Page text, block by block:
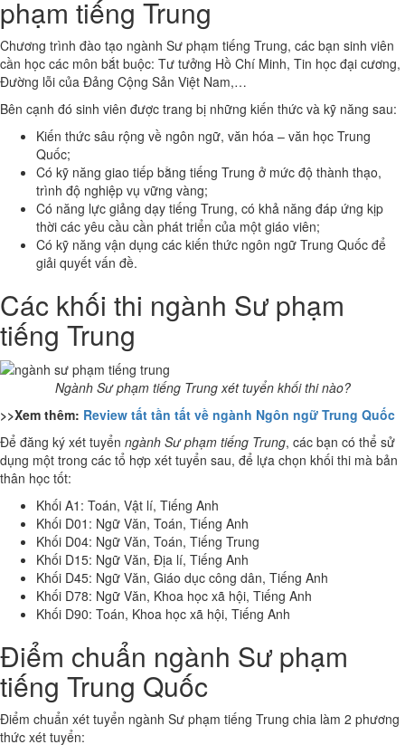
phạm tiếng Trung
Chương trình đào tạo ngành Sư phạm tiếng Trung, các bạn sinh viên
cần học các môn bắt buộc: Tư tưởng Hồ Chí Minh, Tin học đại cương,
Đường lỗi của Đảng Cộng Sản Việt Nam,…
Bên cạnh đó sinh viên được trang bị những kiến thức và kỹ năng sau:
Kiến thức sâu rộng về ngôn ngữ, văn hóa – văn học Trung
Quốc;
Có kỹ năng giao tiếp bằng tiếng Trung ở mức độ thành thạo,
trình độ nghiệp vụ vững vàng;
Có năng lực giảng dạy tiếng Trung, có khả năng đáp ứng kịp
thời các yêu cầu cần phát triển của một giáo viên;
Có kỹ năng vận dụng các kiến thức ngôn ngữ Trung Quốc để
giải quyết vấn đề.
Các khối thi ngành Sư phạm
tiếng Trung
Ngành Sư phạm tiếng Trung xét tuyển khối thi nào?
>>Xem thêm: Review tất tần tất về ngành Ngôn ngữ Trung Quốc
Để đăng ký xét tuyển ngành Sư phạm tiếng Trung, các bạn có thể sử
dụng một trong các tổ hợp xét tuyển sau, để lựa chọn khối thi mà bản
thân học tốt:
Khối A1: Toán, Vật lí, Tiếng Anh
Khối D01: Ngữ Văn, Toán, Tiếng Anh
Khối D04: Ngữ Văn, Toán, Tiếng Trung
Khối D15: Ngữ Văn, Địa lí, Tiếng Anh
Khối D45: Ngữ Văn, Giáo dục công dân, Tiếng Anh
Khối D78: Ngữ Văn, Khoa học xã hội, Tiếng Anh
Khối D90: Toán, Khoa học xã hội, Tiếng Anh
Điểm chuẩn ngành Sư phạm
tiếng Trung Quốc
Điểm chuẩn xét tuyển ngành Sư phạm tiếng Trung chia làm 2 phương
thức xét tuyển: